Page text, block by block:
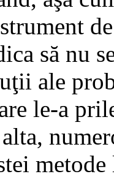
să nu
ale
le-a